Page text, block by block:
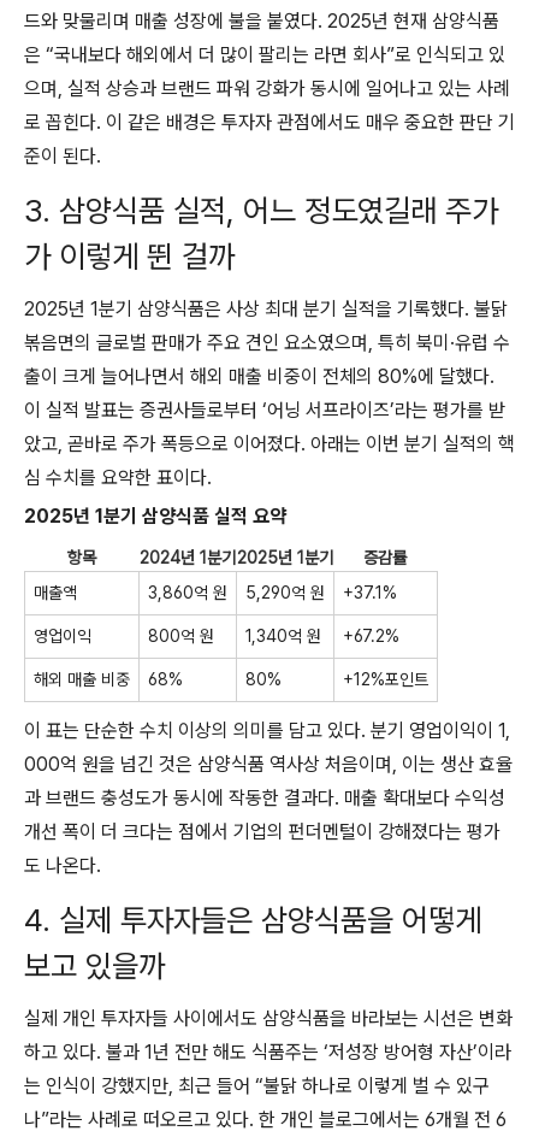
드와 맞물리며 매출 성장에 불을 붙였다. 2025년 현재 삼양식품
은 “국내보다 해외에서 더 많이 팔리는 라면 회사”로 인식되고 있
으며, 실적 상승과 브랜드 파워 강화가 동시에 일어나고 있는 사례
로 꼽힌다. 이 같은 배경은 투자자 관점에서도 매우 중요한 판단 기
준이 된다.
3. 삼양식품 실적, 어느 정도였길래 주가
가 이렇게 뛴 걸까
2025년 1분기 삼양식품은 사상 최대 분기 실적을 기록했다. 불닭
볶음면의 글로벌 판매가 주요 견인 요소였으며, 특히 북미·유럽 수
출이 크게 늘어나면서 해외 매출 비중이 전체의 80%에 달했다.
이 실적 발표는 증권사들로부터 ‘어닝 서프라이즈’라는 평가를 받
았고, 곧바로 주가 폭등으로 이어졌다. 아래는 이번 분기 실적의 핵
심 수치를 요약한 표이다.
2025년 1분기 삼양식품 실적 요약
항목 2024년 1분기 2025년 1분기
증감률
매출액
3,860억 원 5,290억 원 +37.1%
영업이익 800억 원 1,340억 원 +67.2%
해외 매출 비중 68% 80% +12%포인트
이 표는 단순한 수치 이상의 의미를 담고 있다. 분기 영업이익이 1,
000억 원을 넘긴 것은 삼양식품 역사상 처음이며, 이는 생산 효율
과 브랜드 충성도가 동시에 작동한 결과다. 매출 확대보다 수익성
개선 폭이 더 크다는 점에서 기업의 펀더멘털이 강해졌다는 평가
도 나온다.
4. 실제 투자자들은 삼양식품을 어떻게
보고 있을까
실제 개인 투자자들 사이에서도 삼양식품을 바라보는 시선은 변화
하고 있다. 불과 1년 전만 해도 식품주는 ‘저성장 방어형 자산’이라
는 인식이 강했지만, 최근 들어 “불닭 하나로 이렇게 벌 수 있구
나”라는 사례로 떠오르고 있다. 한 개인 블로그에서는 6개월 전 6